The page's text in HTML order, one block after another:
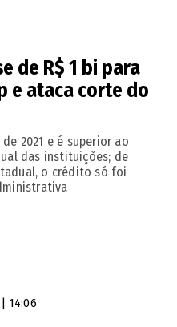
de R$ 1 bi para
e ataca corte do
2021 e é superior ao
das instituições; de
o crédito só foi
14:06